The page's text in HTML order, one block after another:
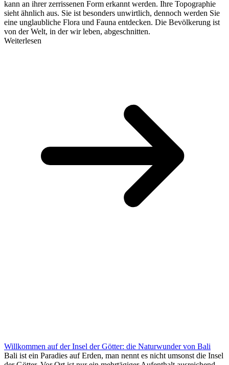
kann an ihrer zerrissenen Form erkannt werden. Ihre Topographie
sieht ähnlich aus. Sie ist besonders unwirtlich, dennoch werden Sie
eine unglaubliche Flora und Fauna entdecken. Die Bevölkerung ist
von der Welt, in der wir leben, abgeschnitten.
Weiterlesen
Willkommen auf der Insel der Götter: die Naturwunder von Bali
Bali ist ein Paradies auf Erden, man nennt es nicht umsonst die Insel